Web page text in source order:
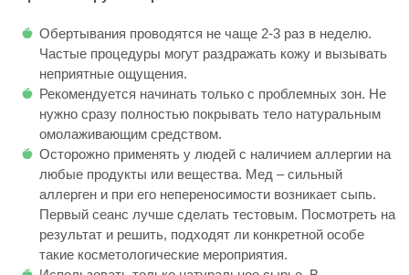
Обертывания проводятся не чаще 2-3 раз в неделю.
Частые процедуры могут раздражать кожу и вызывать
неприятные ощущения.
Рекомендуется начинать только с проблемных зон. Не
нужно сразу полностью покрывать тело натуральным
омолаживающим средством.
Осторожно применять у людей с наличием аллергии на
любые продукты или вещества. Мед – сильный
аллерген и при его непереносимости возникает сыпь.
Первый сеанс лучше сделать тестовым. Посмотреть на
результат и решить, подходят ли конкретной особе
такие косметологические мероприятия.